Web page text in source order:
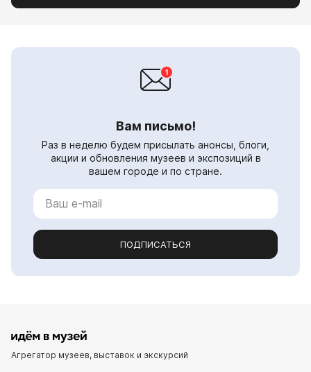
Вам письмо!
Раз в неделю будем присылать анонсы, блоги,
акции и обновления музеев и экспозиций в
вашем городе и по стране.
ПОДПИСАТЬСЯ
Агрегатор музеев, выставок и экскурсий